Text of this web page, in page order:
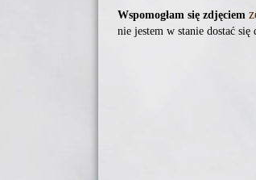
Wspomogłam się zdjęciem
nie jestem w stanie dostać